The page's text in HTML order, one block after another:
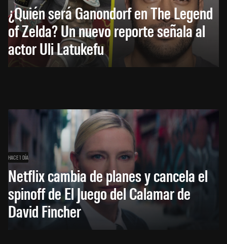
¿Quién será Ganondorf en The Legend
of Zelda? Un nuevo reporte señala al
actor Uli Latukefu
HACE 1 DÍA
Netflix cambia de planes y cancela el
spinoff de El Juego del Calamar de
David Fincher